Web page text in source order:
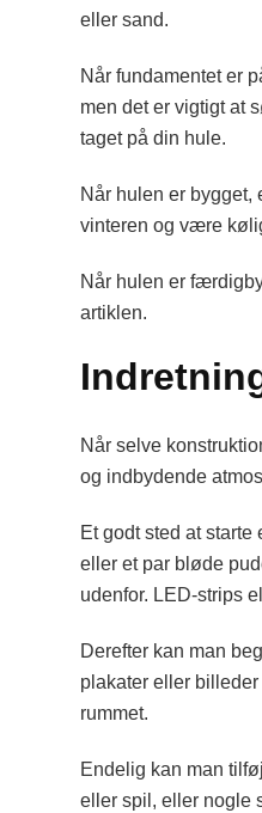
eller sand.
Når fundamentet er
men det er vigtigt at
taget på din hule.
Når hulen er
vinteren og være
Når hulen er
artiklen.
Når selve
og indbydende
Et godt sted at
eller et par bløde
udenfor. LED-strips
Derefter kan man
plakater eller
rummet.
Endelig kan man
eller spil, eller nogle